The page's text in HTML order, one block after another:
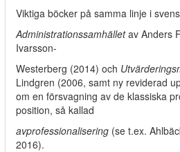
Viktiga böcker på samma linje i
Administrationssamhälletav Anders
Ivarsson-
Westerberg (2014) och
Lindgren (2006, samt ny reviderad
om en försvagning av de klassiska
position, så kallad
avprofessionalisering (se t.ex.
2016).